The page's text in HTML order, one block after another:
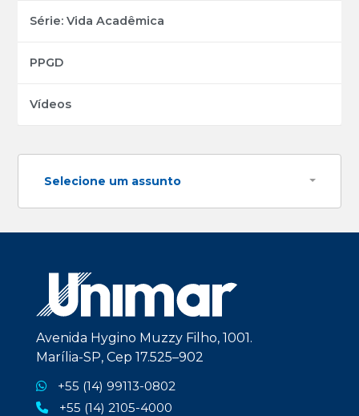
Série: Vida Acadêmica
PPGD
Vídeos
Selecione um assunto
Avenida Hygino Muzzy Filho, 1001.
Marília-SP, Cep 17.525–902
+55 (14) 99113-0802
+55 (14) 2105-4000